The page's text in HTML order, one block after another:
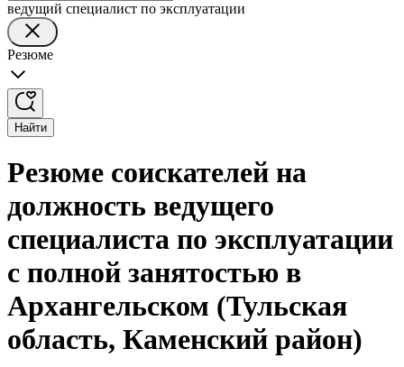
ведущий специалист по эксплуатации
Резюме
Найти
Резюме соискателей на
должность ведущего
специалиста по эксплуатации
с полной занятостью в
Архангельском (Тульская
область, Каменский район)